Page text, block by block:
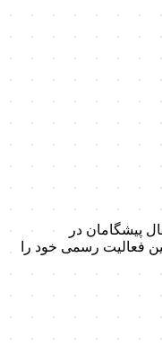
پیشگامان در
فعالیت رسمی خود را